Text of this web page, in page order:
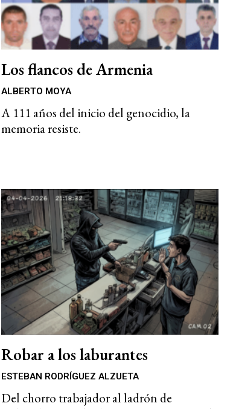
Los flancos de Armenia
ALBERTO MOYA
A 111 años del inicio del genocidio, la
memoria resiste.
Robar a los laburantes
ESTEBAN RODRÍGUEZ ALZUETA
Del chorro trabajador al ladrón de